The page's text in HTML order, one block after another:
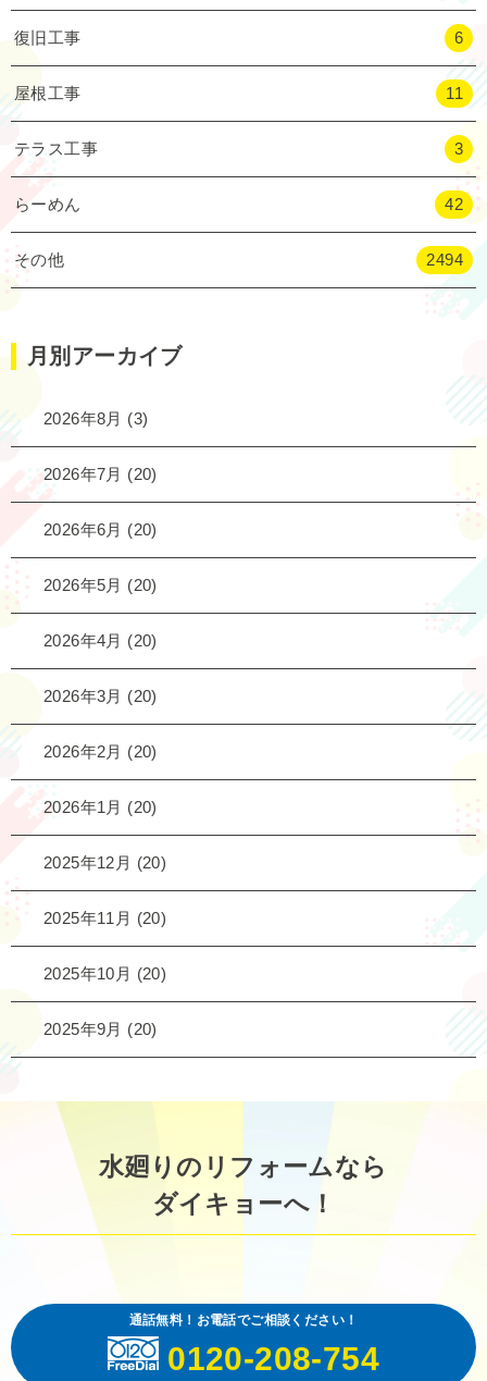
復旧工事 6
屋根工事 11
テラス工事 3
らーめん 42
その他 2494
月別アーカイブ
2026年8月 (3)
2026年7月 (20)
2026年6月 (20)
2026年5月 (20)
2026年4月 (20)
2026年3月 (20)
2026年2月 (20)
2026年1月 (20)
2025年12月 (20)
2025年11月 (20)
2025年10月 (20)
2025年9月 (20)
水廻りのリフォームなら
ダイキョーへ！
通話無料！お電話でご相談ください！
0120-208-754